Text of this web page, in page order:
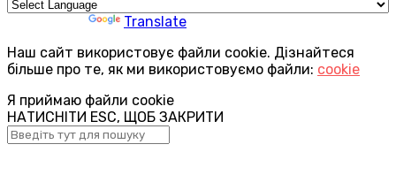
Translate
Наш сайт використовує файли cookie. Дізнайтеся
більше про те, як ми використовуємо файли: cookie
Я приймаю файли cookie
НАТИСНІТИ ESC, ЩОБ ЗАКРИТИ